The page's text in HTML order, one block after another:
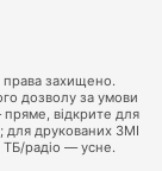
права захищено.
дозволу за умови
відкрите для
для друкованих ЗМІ
радіо — усне.